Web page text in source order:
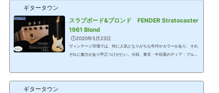
ギタータウン
スラブボード&ブロンド FENDER Stratocaster
1961 Blond
🕒️2020年5月23日
ヴィンテージ市場では、特に人気となりがちな年代やカラーがあり、それ
ぞれに魅力があり甲乙つけがたい。今回、東京・中目黒のディア・プルー
ギタータウン